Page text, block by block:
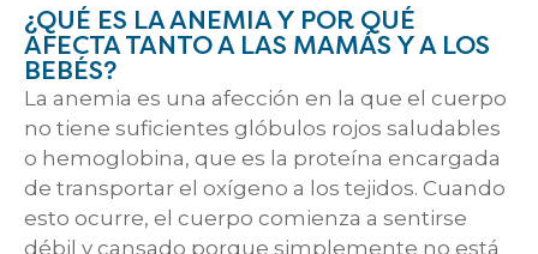
¿QUÉ ES LA ANEMIA Y POR QUÉ
AFECTA TANTO A LAS MAMÁS Y A LOS
BEBÉS?
La anemia es una afección en la que el cuerpo
no tiene suficientes glóbulos rojos saludables
o hemoglobina, que es la proteína encargada
de transportar el oxígeno a los tejidos. Cuando
esto ocurre, el cuerpo comienza a sentirse
débil y cansado porque simplemente no está